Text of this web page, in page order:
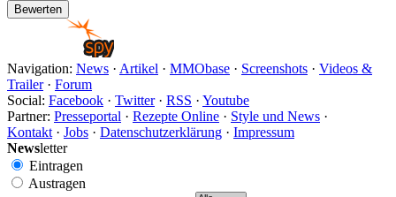
Navigation: News · Artikel · MMObase · Screenshots · Videos &
Trailer· Forum
Social: Facebook · Twitter· RSS · Youtube
Partner: Presseportal · Rezepte Online · Style und News ·
Kontakt · Jobs · Datenschutzerklärung · Impressum
Newsletter
Eintragen
Austragen